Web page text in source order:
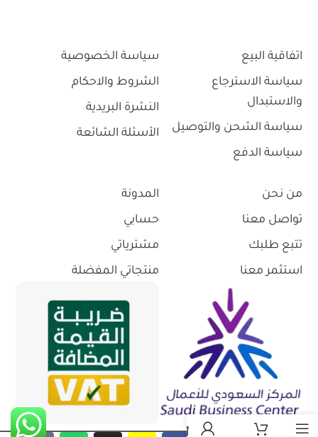
اتفاقية البيع
سياسة الاسترجاع
والاستبدال
سياسة الشحن والتوصيل
سياسة الدفع
سياسة الخصوصية
الشروط والاحكام
النشرة البريدية
الأسئلة الشائعة
من نحن
تواصل معنا
تتبع طلبك
استثمر معنا
المدونة
حسابي
مشترياتي
منتجاتي المفضلة